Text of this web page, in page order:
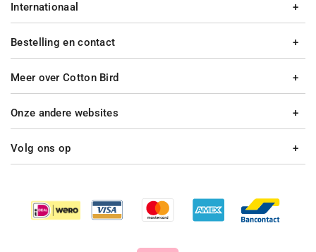
Bestelling en contact
Meer over Cotton Bird
Internationaal
Onze andere websites
Volg ons op